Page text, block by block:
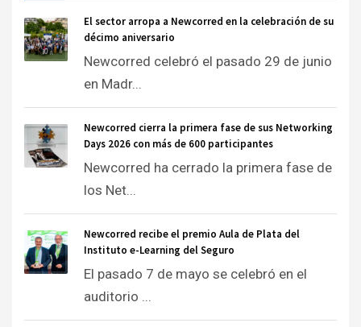
El sector arropa a Newcorred en la celebración de su
décimo aniversario
Newcorred celebró el pasado 29 de junio
en Madr...
Newcorred cierra la primera fase de sus Networking
Days 2026 con más de 600 participantes
Newcorred ha cerrado la primera fase de
los Net...
Newcorred recibe el premio Aula de Plata del
Instituto e-Learning del Seguro
El pasado 7 de mayo se celebró en el
auditorio ...